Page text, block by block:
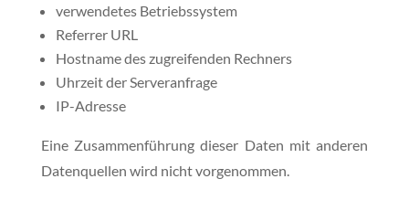
verwendetes Betriebssystem
Referrer URL
Hostname des zugreifenden Rechners
Uhrzeit der Serveranfrage
IP-Adresse
Eine Zusammenführung dieser Daten mit anderen
Datenquellen wird nicht vorgenommen.